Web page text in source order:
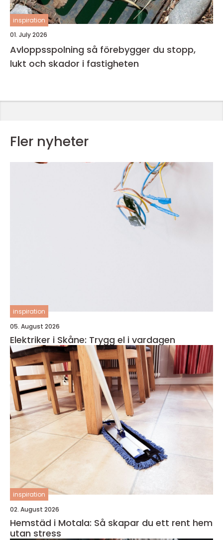
inspiration
01. July 2026
Avloppsspolning så förebygger du stopp,
lukt och skador i fastigheten
Fler nyheter
inspiration
05. August 2026
Elektriker i Skåne: Trygg el i vardagen
inspiration
02. August 2026
Hemstäd i Motala: Så skapar du ett rent hem
utan stress